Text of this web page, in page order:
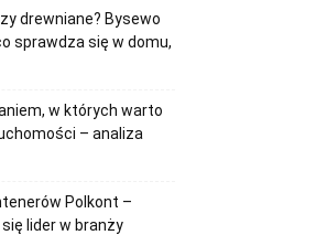
drewniane? Bysewo
sprawdza się w domu,
w których warto
– analiza
Polkont –
lider w branży